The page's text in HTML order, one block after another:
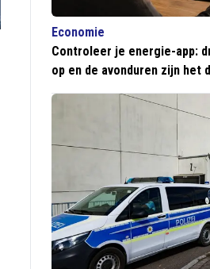
Economie
Controleer je energie-app:
op en de avonduren zijn het